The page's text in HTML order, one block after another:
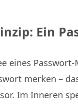
Ein
eines
merken –
Im Inneren